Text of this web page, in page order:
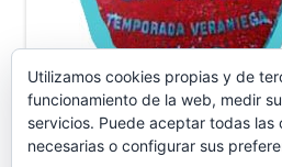
Utilizamos cookies propias y de
funcionamiento de la web, medir
servicios. Puede aceptar todas las
necesarias o configurar sus